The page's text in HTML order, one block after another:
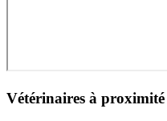
Vétérinaires à proximité